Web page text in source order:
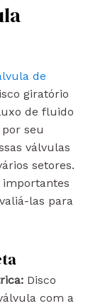
de
giratório
de fluido
seu
válvulas
setores.
importantes
las para
Disco
com a